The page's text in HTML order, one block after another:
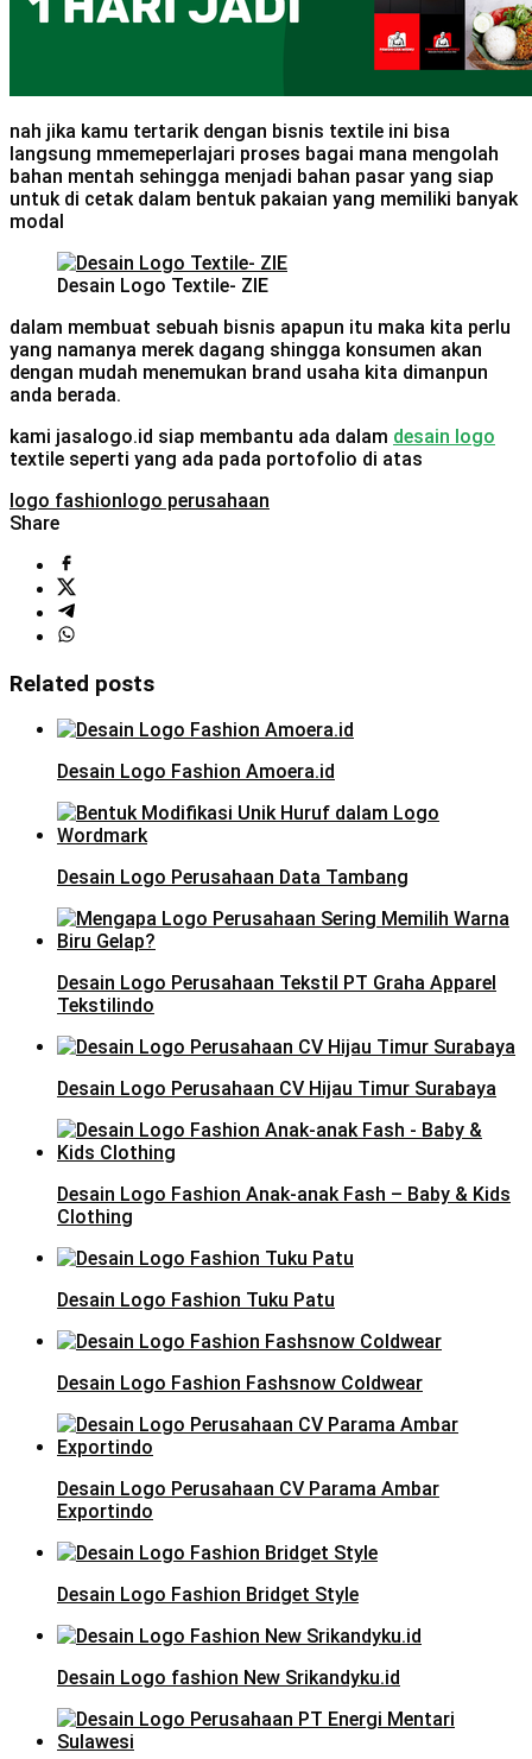
nah jika kamu tertarik dengan bisnis textile ini bisa
langsung mmemeperlajari proses bagai mana mengolah
bahan mentah sehingga menjadi bahan pasar yang siap
untuk di cetak dalam bentuk pakaian yang memiliki banyak
modal
Desain Logo Textile- ZIE
dalam membuat sebuah bisnis apapun itu maka kita perlu
yang namanya merek dagang shingga konsumen akan
dengan mudah menemukan brand usaha kita dimanpun
anda berada.
kami jasalogo.id siap membantu ada dalam desain logo
textile seperti yang ada pada portofolio di atas
logo fashionlogo perusahaan
Share
Related posts
Desain Logo Fashion Amoera.id
Desain Logo Perusahaan Data Tambang
Desain Logo Perusahaan Tekstil PT Graha Apparel
Tekstilindo
Desain Logo Perusahaan CV Hijau Timur Surabaya
Desain Logo Fashion Anak-anak Fash – Baby & Kids
Clothing
Desain Logo Fashion Tuku Patu
Desain Logo Fashion Fashsnow Coldwear
Desain Logo Perusahaan CV Parama Ambar
Exportindo
Desain Logo Fashion Bridget Style
Desain Logo fashion New Srikandyku.id